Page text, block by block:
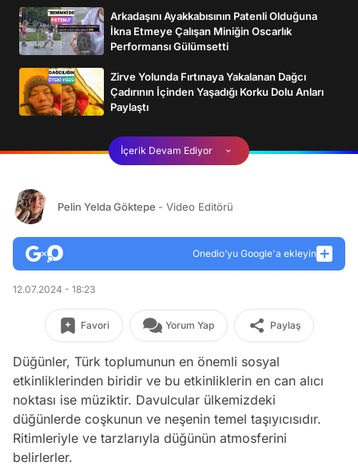
Arkadaşını Ayakkabısının Patenli Olduğuna
İkna Etmeye Çalışan Miniğin Oscarlık
Performansı Gülümsetti
Zirve Yolunda Fırtınaya Yakalanan Dağcı
Çadırının İçinden Yaşadığı Korku Dolu Anları
Paylaştı
İçerik Devam Ediyor
Pelin Yelda Göktepe - Video Editörü
Onedio’yu Google'a ekleyin
12.07.2024 - 18:23
Favori Yorum Yap Paylaş
Düğünler, Türk toplumunun en önemli sosyal
etkinliklerinden biridir ve bu etkinliklerin en can alıcı
noktası ise müziktir. Davulcular ülkemizdeki
düğünlerde coşkunun ve neşenin temel taşıyıcısıdır.
Ritimleriyle ve tarzlarıyla düğünün atmosferini
belirlerler.